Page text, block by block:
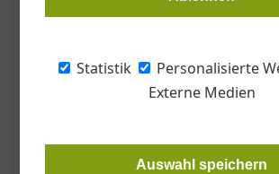
Statistik
Personalisierte
Externe Medien
Auswahl speichern
Umgang der Baubranche mit dem Thema
Als logische Konsequenz des
Digitalisierung und dessen
Building Information Modeling